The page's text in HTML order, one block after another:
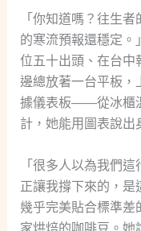
「你知道嗎？往生
的寒流預報還穩定。
位五十出頭、在台中
邊總放著一台平板，
據儀表板——從冰櫃
計，她能用圖表說出
「很多人以為我們
正讓我撐下來的，是
幾乎完美貼合標準差
家烘焙的咖啡豆。她